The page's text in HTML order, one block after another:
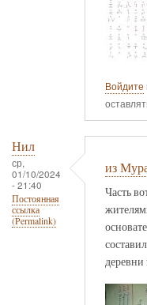
Войдите
Нил
ср,
01/10/2024
- 21:40
Постоянная
ссылка
(Permalink)
из
Часть